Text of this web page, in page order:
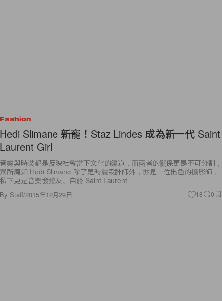
Fashion
Hedi Slimane 新寵！Staz Lindes 成為新一代 Saint
Laurent Girl
音樂與時裝都是反映社會當下文化的渠道，而兩者的關係更是不可分割，
眾所周知 Hedi Slimane 除了是時裝設計師外，亦是一位出色的攝影師，
私下更是音樂發燒友。自於 Saint Laurent
By Staff/2015年12月29日 18 0